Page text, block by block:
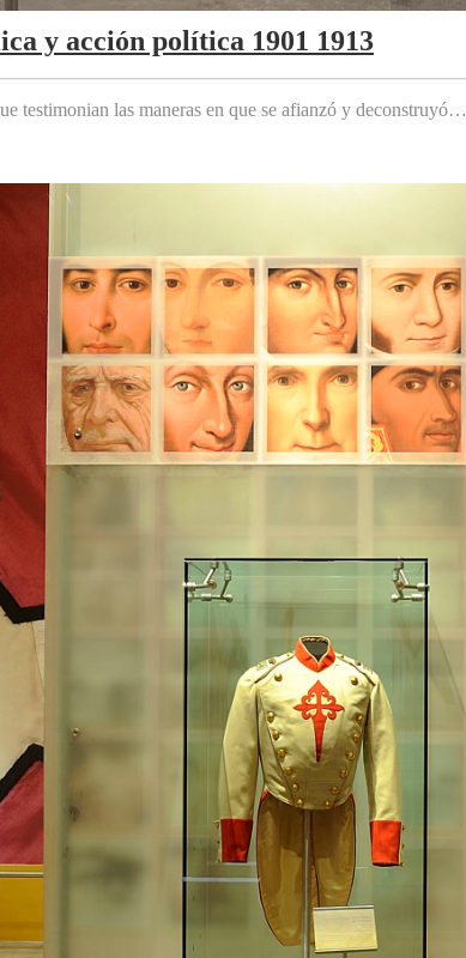
y acción política 1901 1913
testimonian las maneras en que se afianzó y deconstruyó…